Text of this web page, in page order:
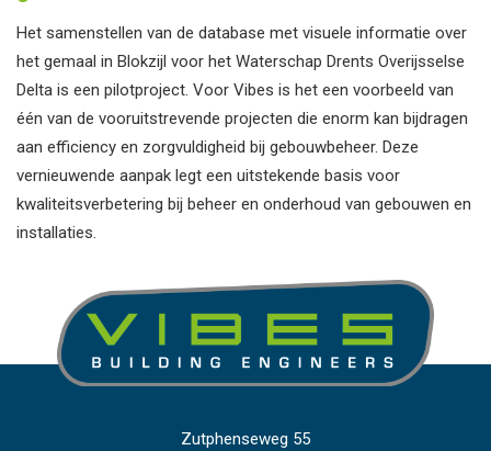
Het samenstellen van de database met visuele informatie over
het gemaal in Blokzijl voor het Waterschap Drents Overijsselse
Delta is een pilotproject. Voor Vibes is het een voorbeeld van
één van de vooruitstrevende projecten die enorm kan bijdragen
aan efficiency en zorgvuldigheid bij gebouwbeheer. Deze
vernieuwende aanpak legt een uitstekende basis voor
kwaliteitsverbetering bij beheer en onderhoud van gebouwen en
installaties.
Zutphenseweg 55